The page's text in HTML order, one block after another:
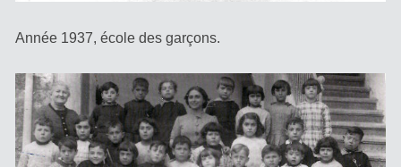
Année 1937, école des garçons.